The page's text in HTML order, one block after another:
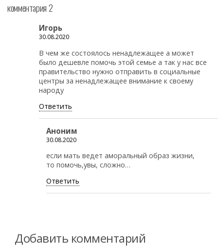
комментария 2
Игорь
30.08.2020
В чем же состоялось ненадлежащее а может
было дешевле помочь этой семье а так у нас все
правительство нужно отправить в социальные
центры за ненадлежащее внимание к своему
народу
Ответить
Аноним
30.08.2020
если мать ведет аморальный образ жизни,
то помочь,увы, сложно…
Ответить
Добавить комментарий